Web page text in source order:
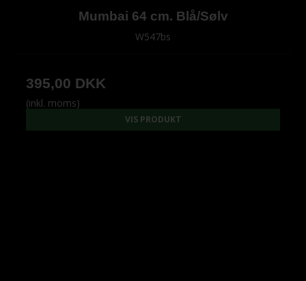
Mumbai 64 cm. Blå/Sølv
W547bs
395,00 DKK
(inkl. moms)
VIS PRODUKT